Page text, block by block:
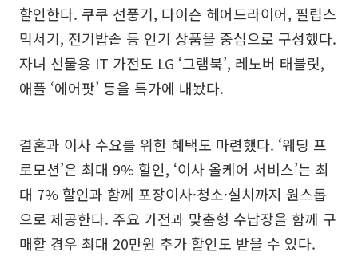
할인한다. 쿠쿠 선풍기, 다이슨 헤어드라이어, 필립스
믹서기, 전기밥솥 등 인기 상품을 중심으로 구성했다.
자녀 선물용 IT 가전도 LG ‘그램북’, 레노버 태블릿,
애플 ‘에어팟’ 등을 특가에 내놨다.
결혼과 이사 수요를 위한 혜택도 마련했다. ‘웨딩 프
로모션’은 최대 9% 할인, ‘이사 올케어 서비스’는 최
대 7% 할인과 함께 포장이사·청소·설치까지 원스톱
으로 제공한다. 주요 가전과 맞춤형 수납장을 함께 구
매할 경우 최대 20만원 추가 할인도 받을 수 있다.